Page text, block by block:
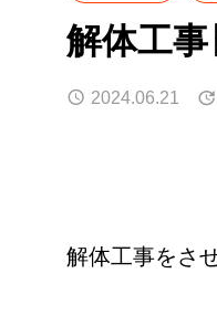
解体工
2024.06.21
解体工事をさ